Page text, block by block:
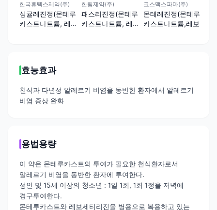
한국휴텍스제약(주)
싱귤레진정(몬테루
카스트나트륨, 레보
한림제약(주)
패스리진정(몬테루
카스트나트륨, 레보
코스맥스파마(주)
몬테레진정(몬테루
카스트나트륨,레보
효능효과
천식과 다년성 알레르기 비염을 동반한 환자에서 알레르기
비염 증상 완화
용법용량
이 약은 몬테루카스트의 투여가 필요한 천식환자로서
알레르기 비염을 동반한 환자에 투여한다.
성인 및 15세 이상의 청소년 : 1일 1회, 1회 1정을 저녁에
경구투여한다.
몬테루카스트와 레보세티리진을 병용으로 복용하고 있는